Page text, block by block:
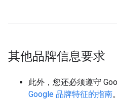
其他品牌信息要求
此外，您还必须遵守
Google 品牌特征的指南。